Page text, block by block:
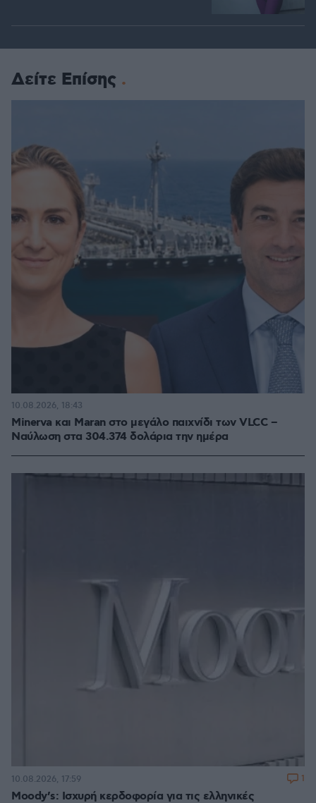
Δείτε Επίσης
Minerva και Maran στο μεγάλο παιχνίδι των VLCC –
Ναύλωση στα 304.374 δολάρια την ημέρα
10.08.2026, 18:43
Moody’s: Ισχυρή κερδοφορία για τις ελληνικές
10.08.2026, 17:59 1